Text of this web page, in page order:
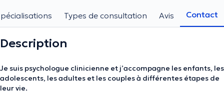
Types de consultation Avis Contact
Description
Je suis psychologue clinicienne et j’accompagne les enfants, les
adolescents, les adultes et les couples à différentes étapes de
leur vie.